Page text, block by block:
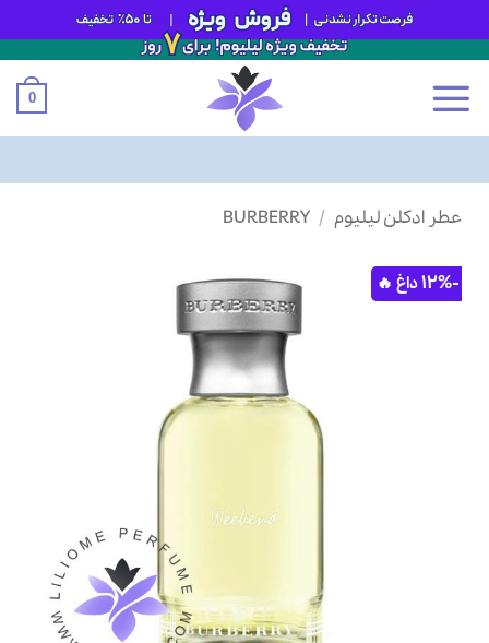
0
عطر ادکلن لیلیوم /
BURBERRY
-12%